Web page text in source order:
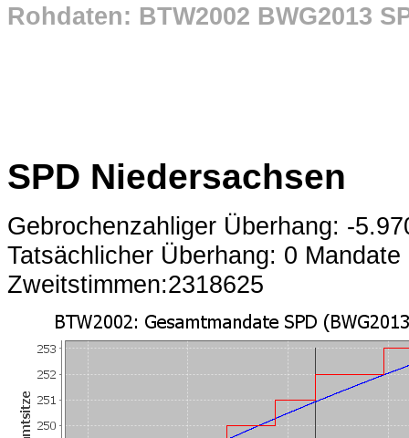
Rohdaten: BTW2002 BWG2013
SPD Niedersachsen
Gebrochenzahliger Überhang: -
Tatsächlicher Überhang: 0 Mandate
Zweitstimmen:2318625